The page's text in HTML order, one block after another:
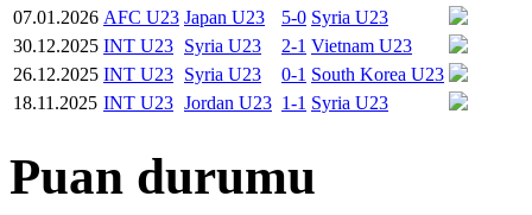
07.01.2026 AFC U23 Japan U23 5-0 Syria U23
30.12.2025 INT U23 Syria U23 2-1 Vietnam U23
26.12.2025 INT U23 Syria U23 0-1 South Korea U23
18.11.2025 INT U23 Jordan U23 1-1 Syria U23
Puan durumu